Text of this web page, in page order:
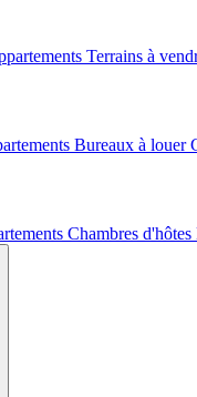
Terrains à
Bureaux à louer
Chambres d'hôtes